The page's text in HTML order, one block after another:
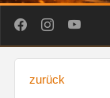
zurück